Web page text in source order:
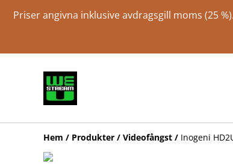
Priser angivna inklusive avdragsgill moms (25
Hem / Produkter / Videofångst / Inogeni